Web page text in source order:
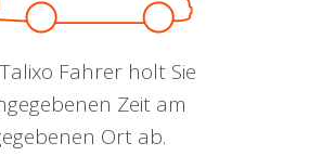
Fahrer holt Sie
Zeit am
Ort ab.